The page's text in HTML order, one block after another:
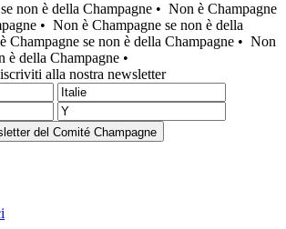
non è della Champagne • Non è Champagne
• Non è Champagne se non è della
Champagne se non è della Champagne • Non
è della Champagne •
alla nostra newsletter
del Comité Champagne